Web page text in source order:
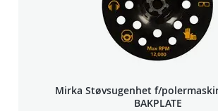
Mirka Støvsugenhet f/
BAKPLATE